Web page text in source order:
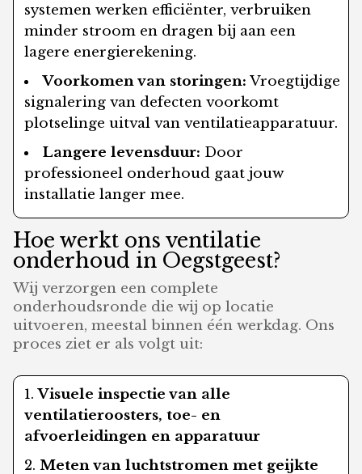
systemen werken efficiënter, verbruiken
minder stroom en dragen bij aan een
lagere energierekening.
Voorkomen van storingen: Vroegtijdige
signalering van defecten voorkomt
plotselinge uitval van ventilatieapparatuur.
Langere levensduur: Door
professioneel onderhoud gaat jouw
installatie langer mee.
Hoe werkt ons ventilatie
onderhoud in Oegstgeest?
Wij verzorgen een complete
onderhoudsronde die wij op locatie
uitvoeren, meestal binnen één werkdag. Ons
proces ziet er als volgt uit:
Visuele inspectie van alle
ventilatieroosters, toe- en
afvoerleidingen en apparatuur
Meten van luchtstromen met geijkte